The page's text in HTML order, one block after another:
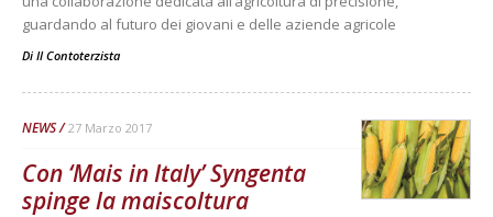
guardando al futuro dei giovani e delle aziende agricole
Di Il Contoterzista
NEWS 27 Marzo 2017
Con ‘Mais in Italy’ Syngenta
spinge la maiscoltura